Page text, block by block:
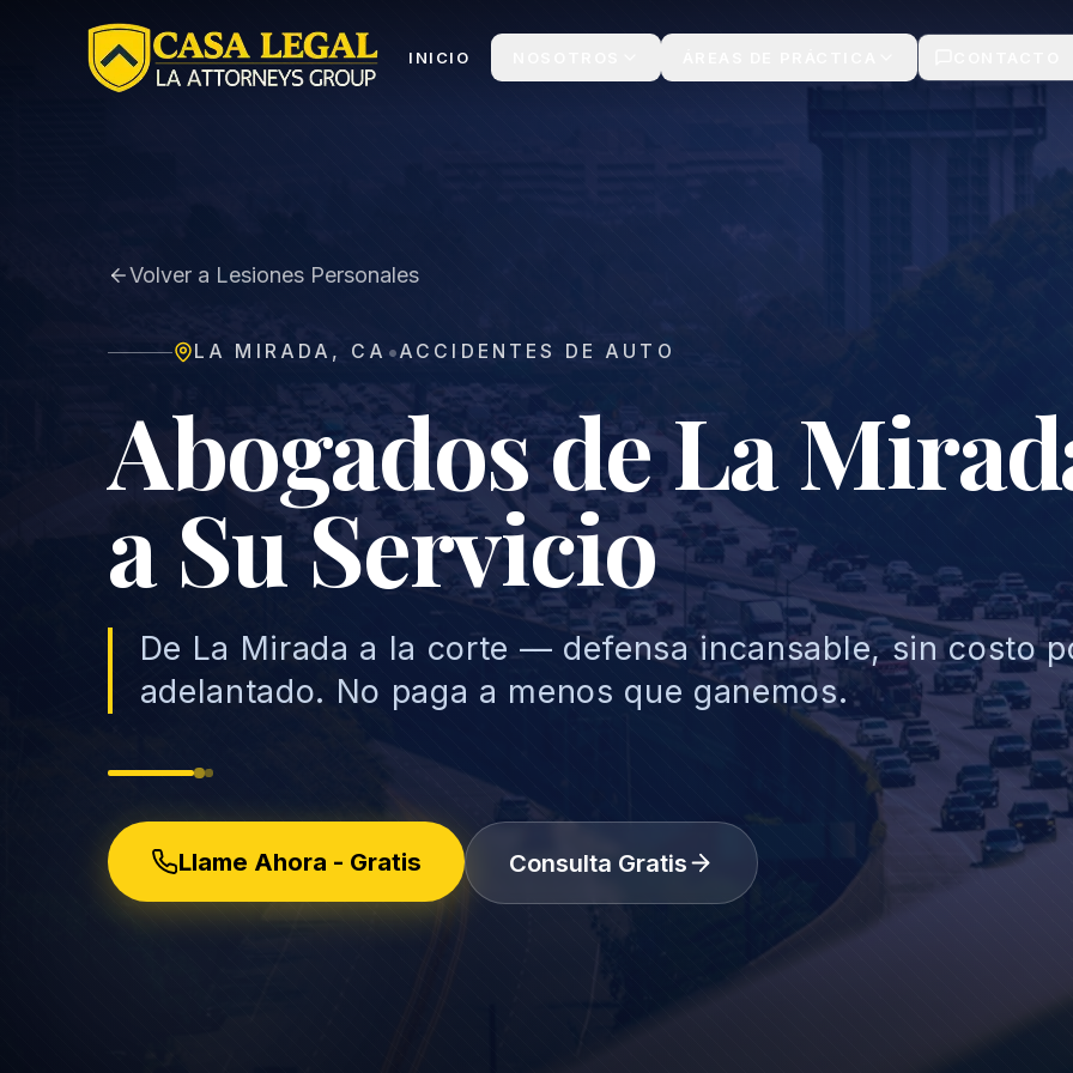
INICIO
Volver a Lesiones Personales
LA MIRADA , CA •ACCIDENTES DE AUTO
Abogados de La
a Su Servicio
De La Mirada a la corte — defensa incansable, sin costo
adelantado. No paga a menos que ganemos.
Llame Ahora - Gratis Consulta Gratis